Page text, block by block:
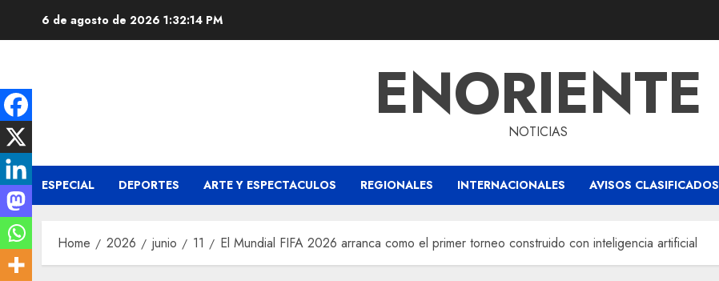
6 de agosto de 2026 1:32:16 PM
ENORIENTE
NOTICIAS
ESPECIAL DEPORTES ARTE Y ESPECTACULOS REGIONALES INTERNACIONALES AVISOS CLASIFICADOS
Home 2026 junio 11 El Mundial FIFA 2026 arranca como el primer torneo construido con inteligencia artificial